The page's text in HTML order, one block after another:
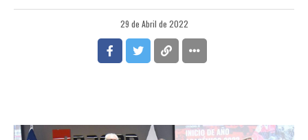
29 de Abril de 2022